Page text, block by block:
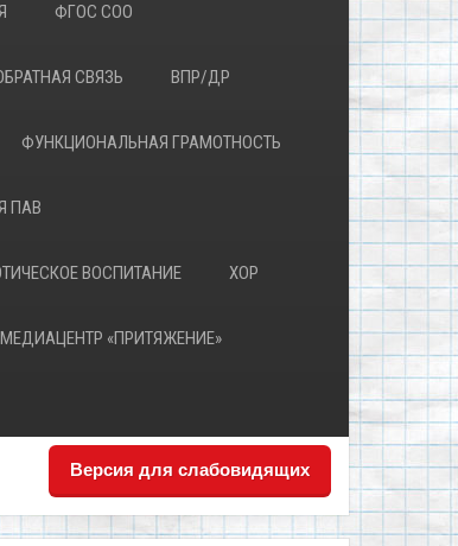
ФГОС СОО
СВЯЗЬ ВПР/ДР
ФУНКЦИОНАЛЬНАЯ ГРАМОТНОСТЬ
ПАВ
ВОСПИТАНИЕ ХОР
«ПРИТЯЖЕНИЕ»
Версия для слабовидящих